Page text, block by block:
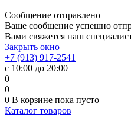
Сообщение отправлено
Ваше сообщение успешно
Вами свяжется наш
Закрыть окно
+7 (913) 917-2541
с 10:00 до 20:00
0
0
0 В корзине пока пусто
Каталог товаров